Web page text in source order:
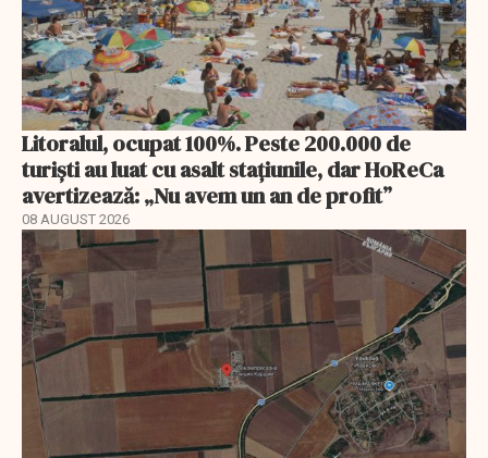
Litoralul, ocupat 100%. Peste 200.000 de
turiști au luat cu asalt stațiunile, dar HoReCa
avertizează: „Nu avem un an de profit”
08 AUGUST 2026